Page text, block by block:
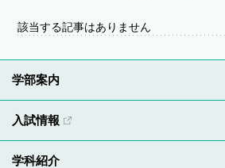
該当する記事はありません
学部案内
入試情報
学科紹介